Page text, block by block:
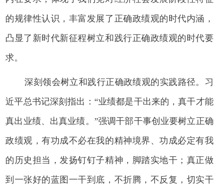
的规律性认识，丰富发展了正确政绩观的时代内涵，
凸显了新时代新征程树立和践行正确政绩观的时代要
求。
深刻领会树立和践行正确政绩观的实践路径。习
近平总书记深刻指出：“业绩都是干出来的，真干才能
真出业绩、出真业绩。”强调干部干事创业要树立正确
政绩观，有功成不必在我的精神境界、功成必定有我
的历史担当，发扬钉钉子精神，脚踏实地干；真正做
到一张好的蓝图一干到底，不折腾，不反复，切实干